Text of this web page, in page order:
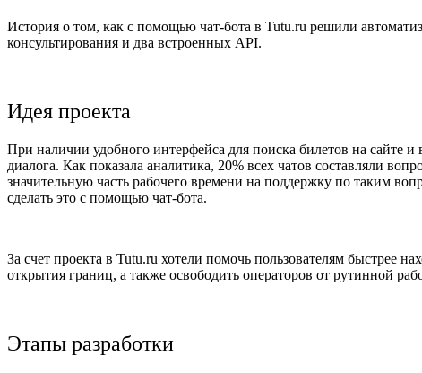
История о том, как с помощью чат-бота в Tutu.ru решили
консультирования и два встроенных API.
Идея проекта
При наличии удобного интерфейса для поиска билетов на сайте
диалога. Как показала аналитика, 20% всех чатов составляли
значительную часть рабочего времени на поддержку по таким
сделать это с помощью чат-бота.
За счет проекта в Tutu.ru хотели помочь пользователям быстрее
открытия границ, а также освободить операторов от рутинной
Этапы разработки